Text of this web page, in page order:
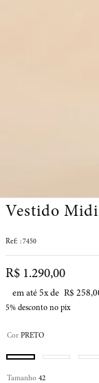
Vestido
: 7450
R$ 1.290,00
em até 5x de R$ 258,
5% desconto no pix
Cor PRETO
Tamanho 42